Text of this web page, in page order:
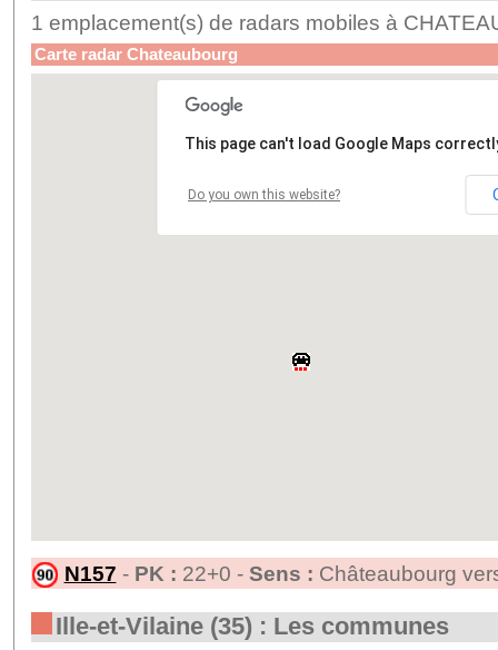
1 emplacement(s) de radars mobiles à
Carte radar Chateaubourg
This page can't load Google Maps
Do you own this website?
N157 - PK : 22+0 - Sens : Châteaubourg
Ille-et-Vilaine (35) : Les communes